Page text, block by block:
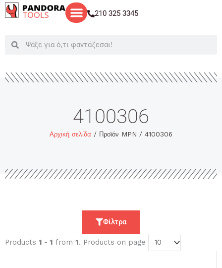
Μετάβαση
στο
210 325 3345
SearchSearch
4100306
Αρχική σελίδα / Προϊόν MPN / 4100306
Φίλτρα
Products 1 - 1 from 1. Products on page